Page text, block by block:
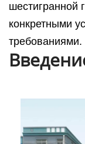
шестигранной
конкретными
требованиями.